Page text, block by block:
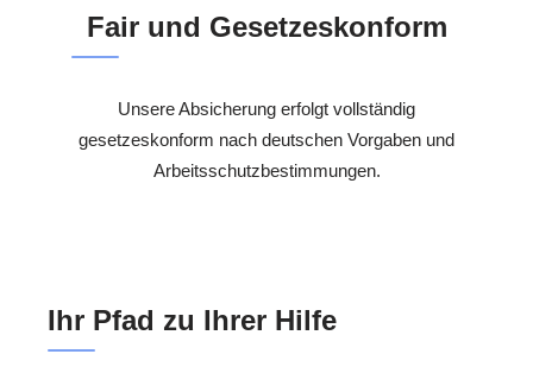
Fair und Gesetzeskonform
Unsere Absicherung erfolgt vollständig
gesetzeskonform nach deutschen Vorgaben und
Arbeitsschutzbestimmungen.
Ihr Pfad zu Ihrer Hilfe